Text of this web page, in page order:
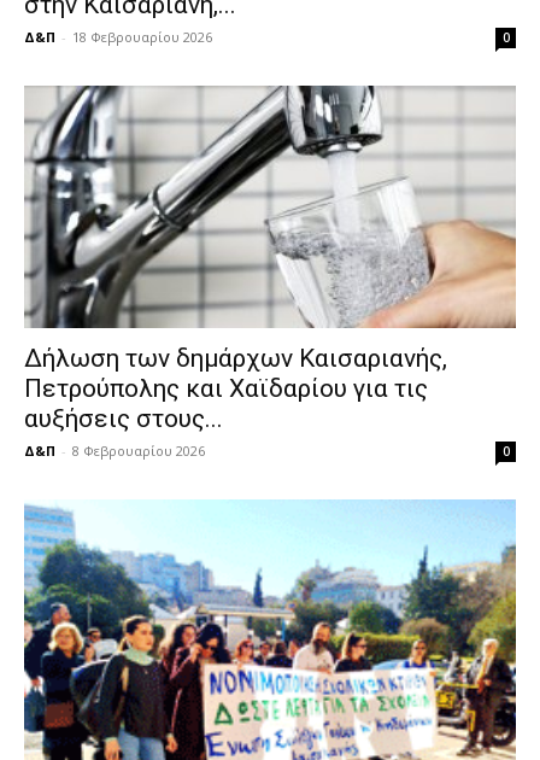
Δ&Π - 18 Φεβρουαρίου 2026 0
Δήλωση των δημάρχων Καισαριανής,
Πετρούπολης και Χαϊδαρίου για τις
αυξήσεις στους...
Δ&Π - 8 Φεβρουαρίου 2026 0